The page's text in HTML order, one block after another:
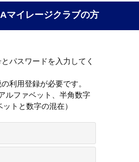
マイレージクラブの方
パスワードを入力してく
利用登録が必要です。
ルファベット、半角数字
トと数字の混在）